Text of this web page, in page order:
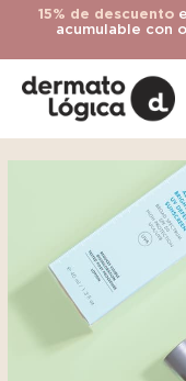
15% de descuento
acumulable con